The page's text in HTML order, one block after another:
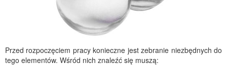
Przed rozpoczęciem pracy konieczne jest zebranie niezbędnych do
tego elementów. Wśród nich znaleźć się muszą: